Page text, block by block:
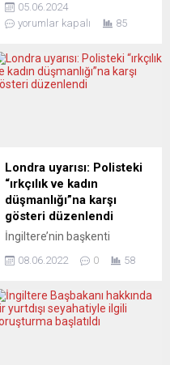
görüntülerinin ortaya
çıkardığı trajedilerinden
Barışseverlerin gücü
sayısından ileri gelmiyor.
Ulmlu barışseverler Rusya
Ukrayna savaşına ve iki
ülkeye de karşılar. Ulmlu
barışseverler İsrail’in
Filistinlilere uyguladığı
vahşeti reddediyorlar. Barış
taraftarları insanlığın gözü...
05.06.2024
yorumlar kapalı
85
Londra uyarısı: Polisteki
“ırkçılık ve kadın
düşmanlığı”na karşı
gösteri düzenlendi
İngiltere’nin başkenti
Wembley’den Londra Polis
göstericiler, ırkçılık ve kadın
düşmanlığını protesto etti.
08.06.2022 0 58